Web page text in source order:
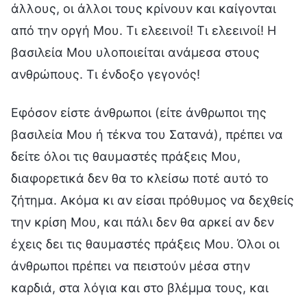
άλλους, οι άλλοι τους κρίνουν και καίγονται
από την οργή Μου. Τι ελεεινοί! Τι ελεεινοί! Η
βασιλεία Μου υλοποιείται ανάμεσα στους
ανθρώπους. Τι ένδοξο γεγονός!
Εφόσον είστε άνθρωποι (είτε άνθρωποι της
βασιλεία Μου ή τέκνα του Σατανά), πρέπει να
δείτε όλοι τις θαυμαστές πράξεις Μου,
διαφορετικά δεν θα το κλείσω ποτέ αυτό το
ζήτημα. Ακόμα κι αν είσαι πρόθυμος να δεχθείς
την κρίση Μου, και πάλι δεν θα αρκεί αν δεν
έχεις δει τις θαυμαστές πράξεις Μου. Όλοι οι
άνθρωποι πρέπει να πειστούν μέσα στην
καρδιά, στα λόγια και στο βλέμμα τους, και